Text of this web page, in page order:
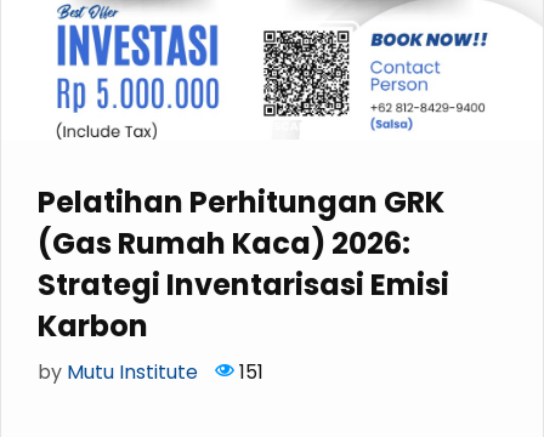
Pelatihan Perhitungan GRK
(Gas Rumah Kaca) 2026:
Strategi Inventarisasi Emisi
Karbon
by Mutu Institute 151